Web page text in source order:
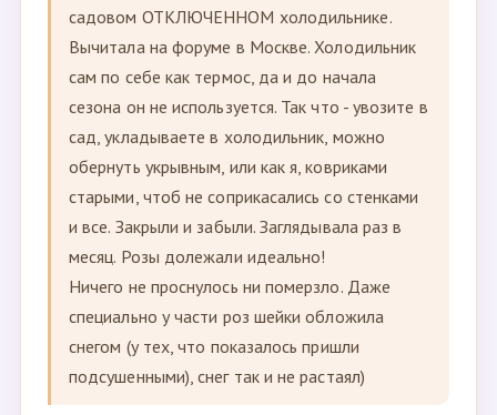
садовом ОТКЛЮЧЕННОМ холодильнике.
Вычитала на форуме в Москве. Холодильник
сам по себе как термос, да и до начала
сезона он не используется. Так что - увозите в
сад, укладываете в холодильник, можно
обернуть укрывным, или как я, ковриками
старыми, чтоб не соприкасались со стенками
и все. Закрыли и забыли. Заглядывала раз в
месяц. Розы долежали идеально!
Ничего не проснулось ни померзло. Даже
специально у части роз шейки обложила
снегом (у тех, что показалось пришли
подсушенными), снег так и не растаял)